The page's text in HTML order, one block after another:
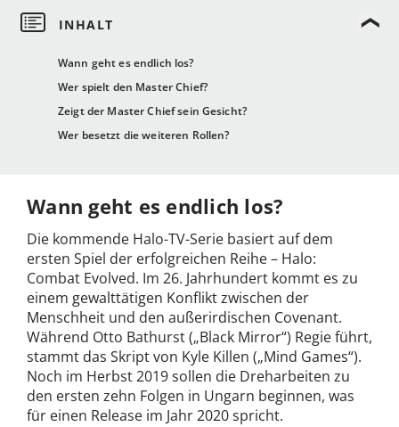
Wann geht es endlich los?
Wer spielt den Master Chief?
Zeigt der Master Chief sein Gesicht?
Wer besetzt die weiteren Rollen?
Wann geht es endlich los?
Die kommende Halo-TV-Serie basiert auf dem
ersten Spiel der erfolgreichen Reihe – Halo:
Combat Evolved. Im 26. Jahrhundert kommt es zu
einem gewalttätigen Konflikt zwischen der
Menschheit und den außerirdischen Covenant.
Während Otto Bathurst („Black Mirror“) Regie führt,
stammt das Skript von Kyle Killen („Mind Games“).
Noch im Herbst 2019 sollen die Dreharbeiten zu
den ersten zehn Folgen in Ungarn beginnen, was
für einen Release im Jahr 2020 spricht.